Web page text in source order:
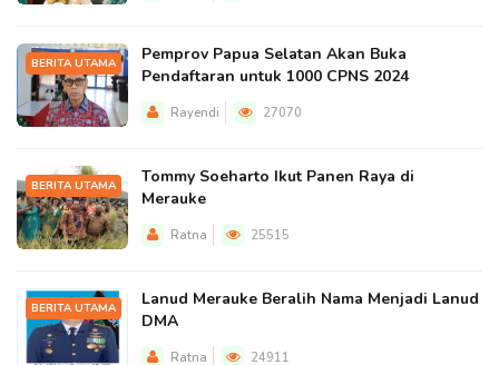
BERITA UTAMA
Pemprov Papua Selatan Akan Buka
Pendaftaran untuk 1000 CPNS 2024
Rayendi 27070
BERITA UTAMA
Tommy Soeharto Ikut Panen Raya di
Merauke
Ratna 25515
BERITA UTAMA
Lanud Merauke Beralih Nama Menjadi Lanud
DMA
Ratna 24911